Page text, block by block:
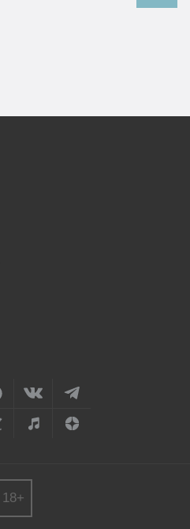
18+